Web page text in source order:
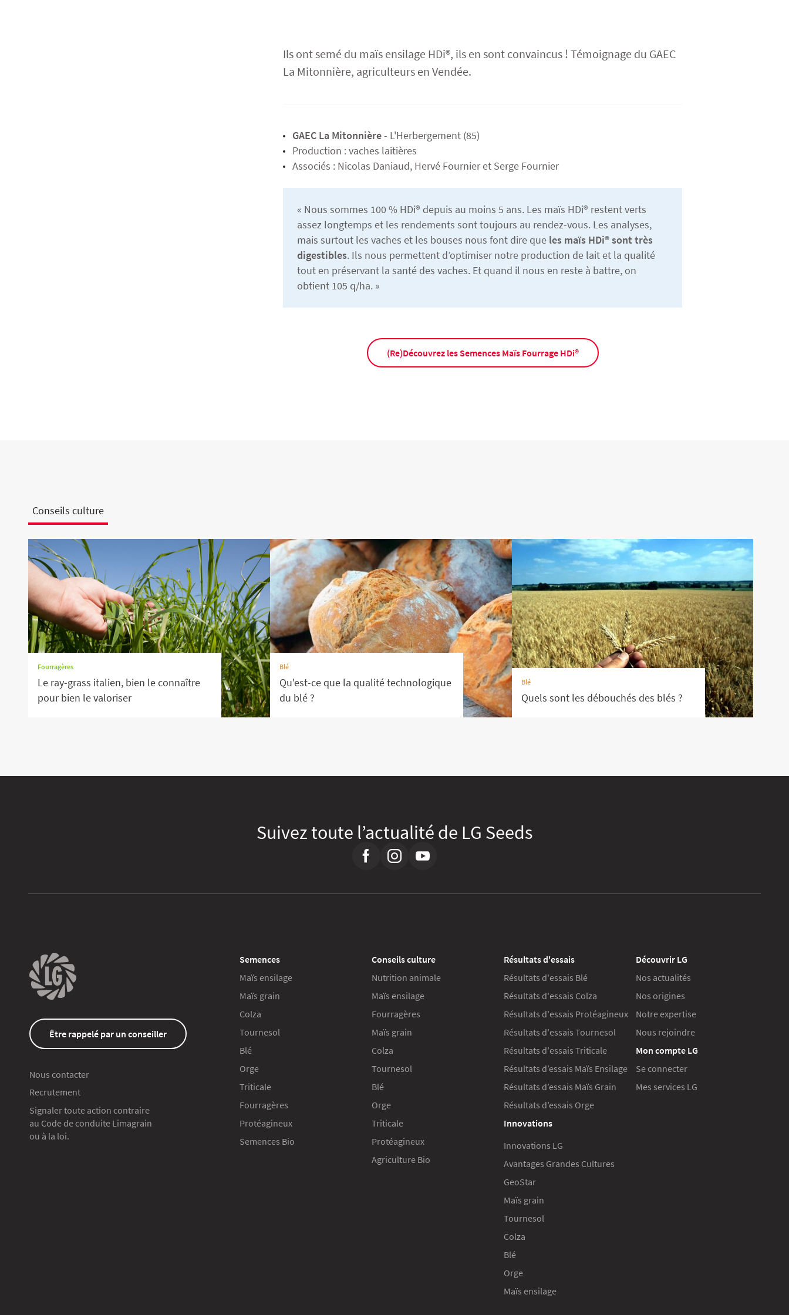
Ils ont semé du maïs ensilage HDi®, ils en sont convaincus ! Témoignage du GAEC
La Mitonnière, agriculteurs en Vendée.
GAEC La Mitonnière- L'Herbergement (85)
Production : vaches laitières
Associés : Nicolas Daniaud, Hervé Fournier et Serge Fournier
« Nous sommes 100 % HDi® depuis au moins 5 ans. Les maïs HDi® restent verts
assez longtemps et les rendements sont toujours au rendez-vous. Les analyses,
mais surtout les vaches et les bouses nous font dire que les maïs HDi® sont très
digestibles. Ils nous permettent d’optimiser notre production de lait et la qualité
tout en préservant la santé des vaches. Et quand il nous en reste à battre, on
obtient 105 q/ha. »
(Re)Découvrez les Semences Maïs Fourrage HDi®
Conseils culture
Fourragères
Le ray-grass italien, bien le connaître
pour bien le valoriser
Blé
Qu'est-ce que la qualité technologique
du blé ?
Blé
Quels sont les débouchés des blés ?
Suivez toute l’actualité de LG Seeds
Être rappelé par un conseiller
Nous contacter
Recrutement
Signaler toute action contraire
au Code de conduite Limagrain
ou à la loi.
Semences
Maïs ensilage
Maïs grain
Colza
Tournesol
Blé
Orge
Triticale
Fourragères
Protéagineux
Semences Bio
Conseils culture
Nutrition animale
Maïs ensilage
Fourragères
Maïs grain
Colza
Tournesol
Blé
Orge
Triticale
Protéagineux
Agriculture Bio
Résultats d'essais
Résultats d'essais Blé
Résultats d'essais Colza
Résultats d'essais Protéagineux
Résultats d'essais Tournesol
Résultats d'essais Triticale
Résultats d’essais Maïs Ensilage
Résultats d’essais Maïs Grain
Résultats d’essais Orge
Innovations
Innovations LG
Avantages Grandes Cultures
GeoStar
Maïs grain
Tournesol
Colza
Blé
Orge
Maïs ensilage
Découvrir LG
Nos actualités
Nos origines
Notre expertise
Nous rejoindre
Mon compte LG
Se connecter
Mes services LG